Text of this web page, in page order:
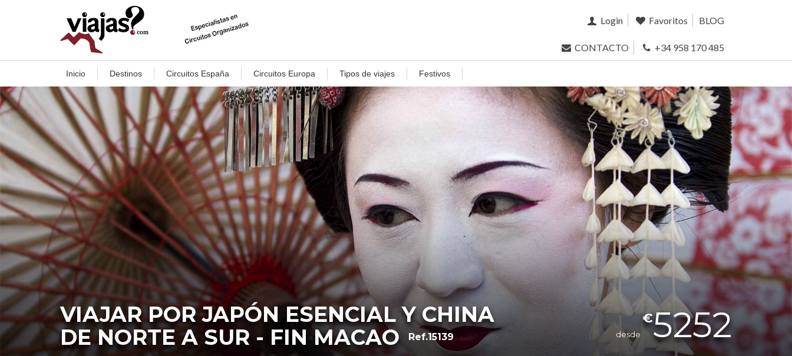
Login Favoritos BLOG
CONTACTO +34 958 170 485
Inicio Destinos Circuitos España Circuitos Europa Tipos de viajes Festivos
VIAJAR POR JAPÓN ESENCIAL Y CHINA
DE NORTE A SUR - FIN MACAO
Ref.15139 desde
€5252